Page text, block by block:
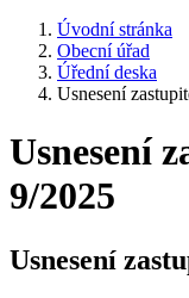
Úvodní stránka
Obecní úřad
Úřední deska
Usnesení
Usnesení
9/2025
Usnesení